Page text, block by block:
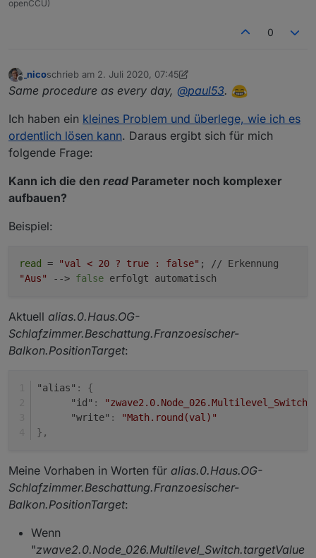
openCCU)
0
_nicoschrieb am 2. Juli 2020, 07:45
zuletzt editiert von _nico 7. Feb. 2020, 09:50
Same procedure as every day, @paul53.
Ich haben ein kleines Problem und überlege, wie ich es
ordentlich lösen kann. Daraus ergibt sich für mich
folgende Frage:
Kann ich die den read Parameter noch komplexer
aufbauen?
Beispiel:
read = "val < 20 ? true : false" ; // Erkennung
"Aus"
--> false erfolgt automatisch
Aktuell alias.0.Haus.OG-
Schlafzimmer.Beschattung.Franzoesischer-
Balkon.PositionTarget:
"alias" :
{
"id" :
"write" :
"Math.round(val)"
} ,
Meine Vorhaben in Worten für alias.0.Haus.OG-
Schlafzimmer.Beschattung.Franzoesischer-
Balkon.PositionTarget:
Wenn
"zwave2.0.Node_026.Multilevel_Switch.targetValue